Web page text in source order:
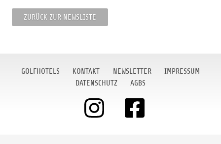
ZURÜCK ZUR NEWSLISTE
GOLFHOTELS KONTAKT NEWSLETTER
IMPRESSUM
DATENSCHUTZ
AGBS